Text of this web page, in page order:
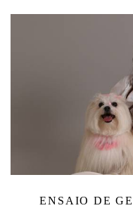
ENSAIO DE